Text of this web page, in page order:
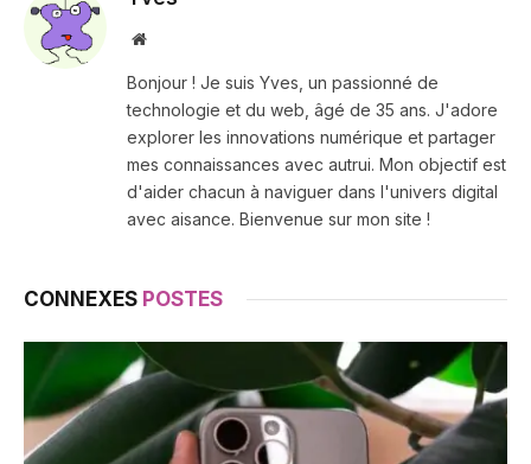
Site
Bonjour ! Je suis Yves, un passionné de
technologie et du web, âgé de 35 ans. J'adore
explorer les innovations numérique et partager
mes connaissances avec autrui. Mon objectif est
d'aider chacun à naviguer dans l'univers digital
avec aisance. Bienvenue sur mon site !
CONNEXES POSTES